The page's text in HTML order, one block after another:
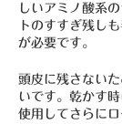
しいアミノ酸系
トのすすぎ残し
が必要です。
頭皮に残さない
いです。乾かす
使用してさらに